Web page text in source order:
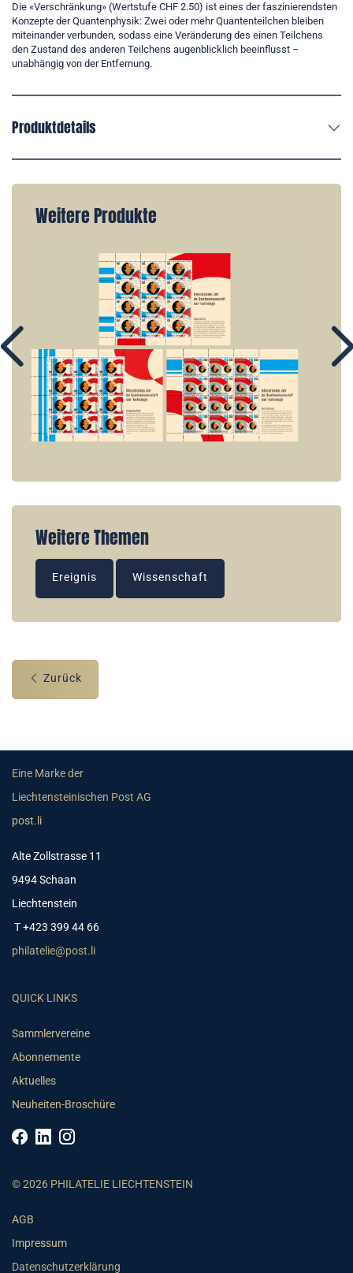
Die «Verschränkung» (Wertstufe CHF 2.50) ist eines der faszinierendsten
Konzepte der Quantenphysik: Zwei oder mehr Quantenteilchen bleiben
miteinander verbunden, sodass eine Veränderung des einen Teilchens
den Zustand des anderen Teilchens augenblicklich beeinflusst –
unabhängig von der Entfernung.
Produktdetails
Weitere Produkte
Weitere Themen
Ereignis Wissenschaft
Zurück
Eine Marke der
Liechtensteinischen Post AG
post.li
Alte Zollstrasse 11
9494 Schaan
Liechtenstein
T +423 399 44 66
philatelie@post.li
QUICK LINKS
Sammlervereine
Abonnemente
Aktuelles
Neuheiten-Broschüre
© 2026 PHILATELIE LIECHTENSTEIN
AGB
Impressum
Datenschutzerklärung